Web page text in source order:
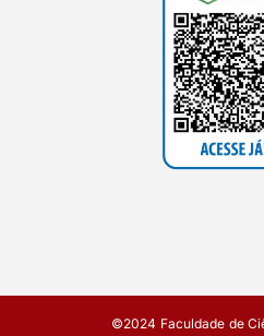
©2024 Faculdade de